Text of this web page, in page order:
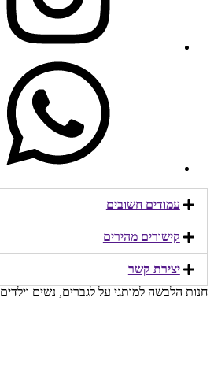
עמודים חשובים
קישורים מהירים​
יצירת קשר​
חנות הלבשה למותגי על לגברים, נשים וילדים